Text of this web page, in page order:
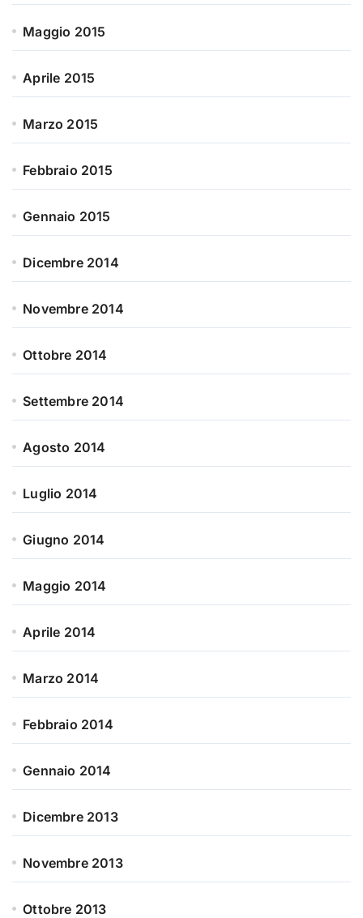
Maggio 2015
Aprile 2015
Marzo 2015
Febbraio 2015
Gennaio 2015
Dicembre 2014
Novembre 2014
Ottobre 2014
Settembre 2014
Agosto 2014
Luglio 2014
Giugno 2014
Maggio 2014
Aprile 2014
Marzo 2014
Febbraio 2014
Gennaio 2014
Dicembre 2013
Novembre 2013
Ottobre 2013